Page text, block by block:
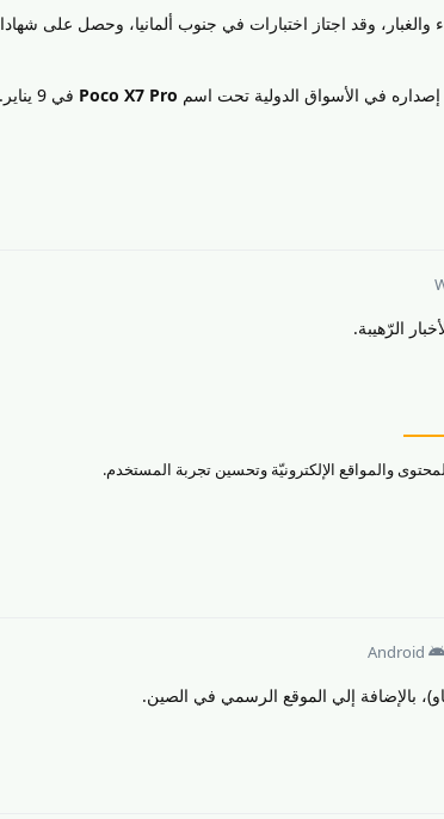
Poco X7 Pro في 9 يناير.
الرّهيبة.
Android
بالإضافة إلي الموقع الرسمي في الصين.